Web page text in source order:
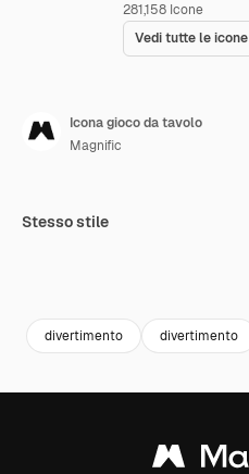
281,158 Icone
Vedi tutte le icone
Icona gioco da tavolo
Magnific
Stesso stile
divertimento divertimento